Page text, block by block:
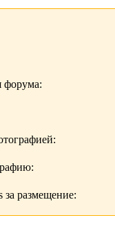
форума:
за размещение: